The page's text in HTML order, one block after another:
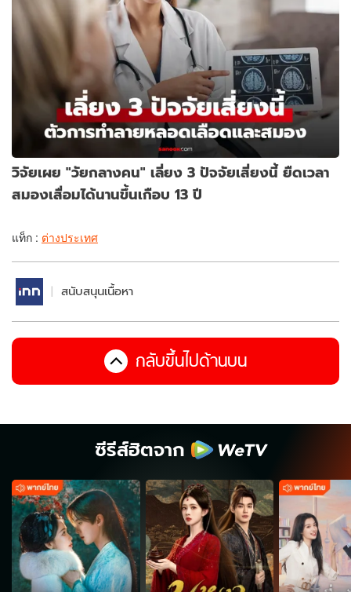
วิจัยเผย "วัยกลางคน" เลี่ยง 3 ปัจจัยเสี่ยงนี้ ยืดเวลา
สมองเสื่อมได้นานขึ้นเกือบ 13 ปี
แท็ก : ต่างประเทศ
สนับสนุนเนื้อหา
กลับขึ้นไปด้านบน
ซีรีส์ฮิตจาก